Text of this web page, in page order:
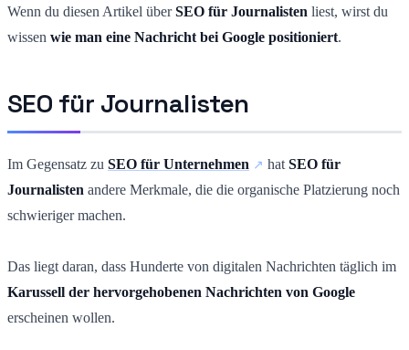
Wenn du diesen Artikel überSEO für Journalisten liest, wirst du
wissen wie man eine Nachricht bei Google positioniert.
SEO für Journalisten
Im Gegensatz zu SEO für Unternehmen hat SEO für
Journalisten andere Merkmale, die die organische Platzierung noch
schwieriger machen.
Das liegt daran, dass Hunderte von digitalen Nachrichten täglich im
Karussell der hervorgehobenen Nachrichten von Google
erscheinen wollen.